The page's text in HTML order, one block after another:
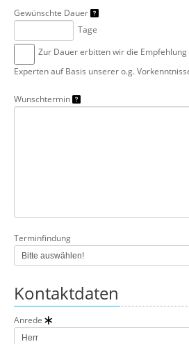
Gewünschte Dauer
Tage
Zur Dauer erbitten wir die Empfehlung
Experten auf Basis unserer o.g.
Wunschtermin
Terminfindung
Kontaktdaten
Anrede